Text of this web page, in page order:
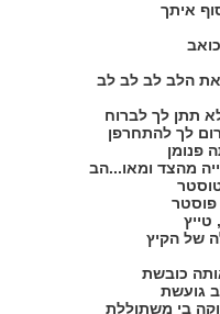
איתך
את הלב לב לב לב
לך להתחרפן
פנומן
מהצד ומאו...הב
פוסטר
טייץ
של הקיץ
כובשת
גועשת
בי משתוללת